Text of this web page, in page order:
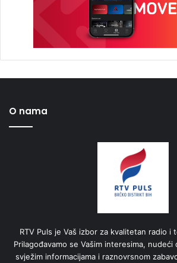
O nama
RTV Puls je Vaš izbor za kvalitetan radio i
Prilagođavamo se Vašim interesima,
svježim informacijama i raznovrsnom